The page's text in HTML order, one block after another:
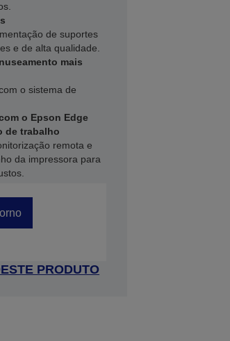
de suportes
e de alta qualidade.
mais
o sistema de
o Epson Edge
de trabalho
remota e
da impressora para
PRODUTO